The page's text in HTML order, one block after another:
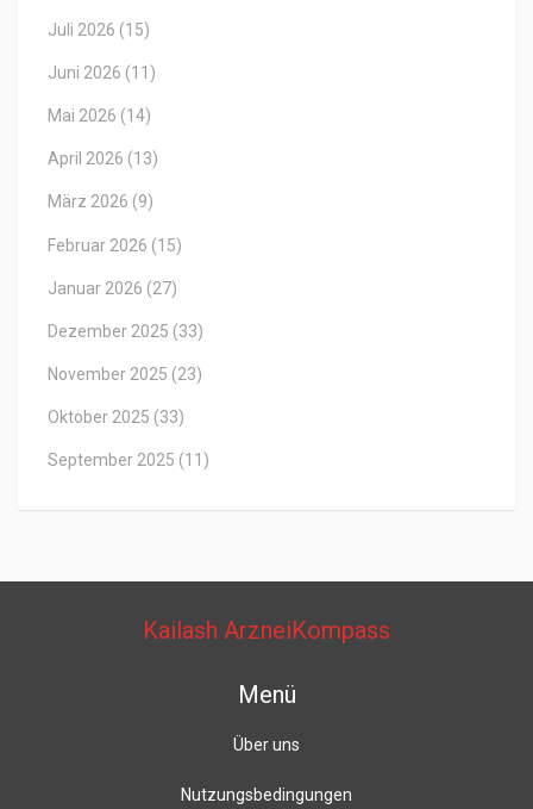
Juli 2026 (15)
Juni 2026 (11)
Mai 2026 (14)
April 2026 (13)
März 2026 (9)
Februar 2026 (15)
Januar 2026 (27)
Dezember 2025 (33)
November 2025 (23)
Oktober 2025 (33)
September 2025 (11)
Kailash ArzneiKompass
Menü
Über uns
Nutzungsbedingungen